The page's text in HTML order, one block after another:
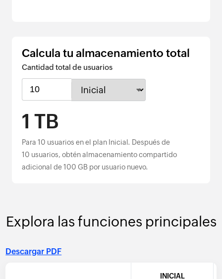
Calcula tu almacenamiento total
Cantidad total de usuarios
1 TB
Para 10 usuarios en el plan Inicial. Después de
10 usuarios, obtén almacenamiento compartido
adicional de 100 GB por usuario nuevo.
Explora las funciones principales
Descargar PDF
INICIAL